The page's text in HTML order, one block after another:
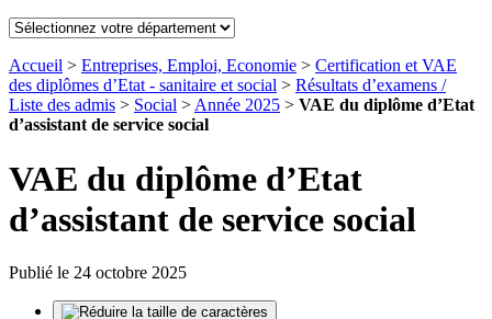
Accueil > Entreprises, Emploi, Economie > Certification et VAE
des diplômes d’Etat - sanitaire et social > Résultats d’examens /
Liste des admis > Social >Année 2025 > VAE du diplôme d’Etat
d’assistant de service social
VAE du diplôme d’Etat
d’assistant de service social
Publié le 24 octobre 2025